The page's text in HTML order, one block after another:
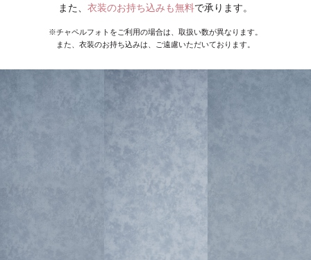
また、 衣装のお持ち込みも無料で承ります。
※チャペルフォトをご利用の場合は、取扱い数が異なります。
また、衣装のお持ち込みは、ご遠慮いただいております。